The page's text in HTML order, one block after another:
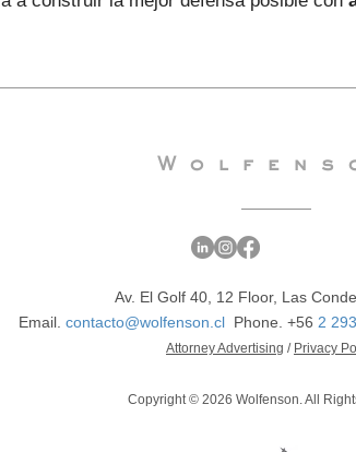
Av. El Golf 40, 12 Floor, Las
Email. contacto@wolfenson.clPhone. +56 2
Attorney Advertising / Privacy
Copyright © 2026 Wolfenson. All